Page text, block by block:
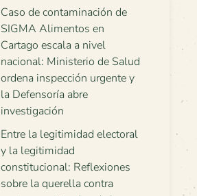
Caso de contaminación de
SIGMA Alimentos en
Cartago escala a nivel
nacional: Ministerio de Salud
ordena inspección urgente y
la Defensoría abre
investigación
Entre la legitimidad electoral
y la legitimidad
constitucional: Reflexiones
sobre la querella contra